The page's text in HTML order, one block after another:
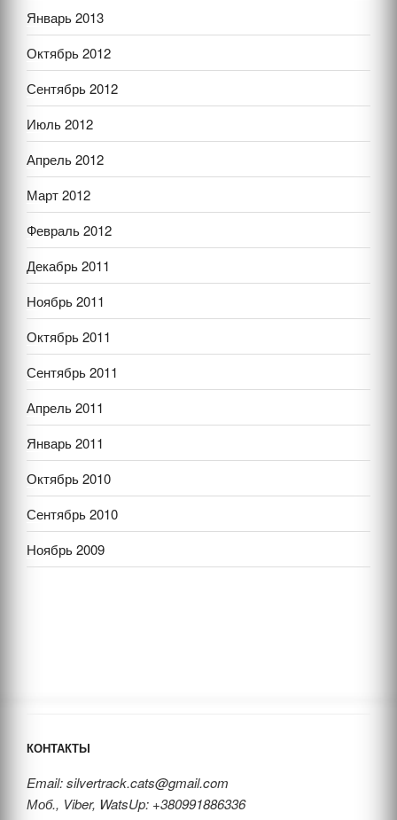
Январь 2013
Октябрь 2012
Сентябрь 2012
Июль 2012
Апрель 2012
Март 2012
Февраль 2012
Декабрь 2011
Ноябрь 2011
Октябрь 2011
Сентябрь 2011
Апрель 2011
Январь 2011
Октябрь 2010
Сентябрь 2010
Ноябрь 2009
КОНТАКТЫ
Email: silvertrack.cats@gmail.com
Моб., Viber, WatsUp: +380991886336